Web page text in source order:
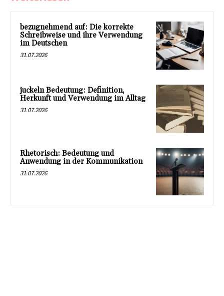
bezugnehmend auf: Die korrekte
Schreibweise und ihre Verwendung
im Deutschen
31.07.2026
juckeln Bedeutung: Definition,
Herkunft und Verwendung im Alltag
31.07.2026
Rhetorisch: Bedeutung und
Anwendung in der Kommunikation
31.07.2026